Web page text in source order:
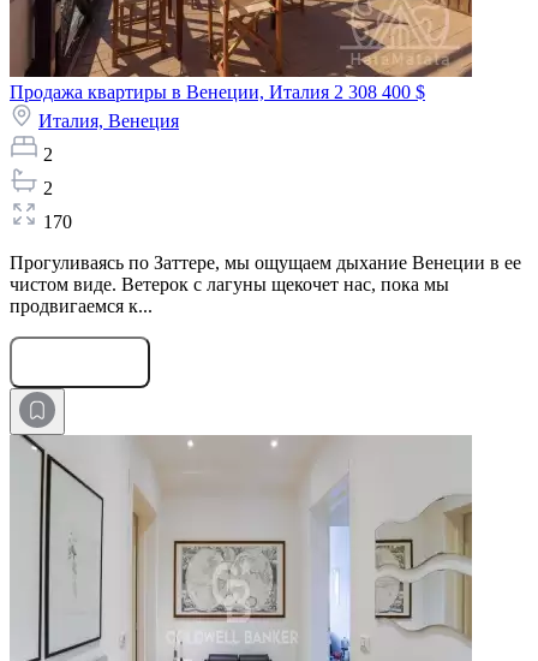
Продажа квартиры в Венеции, Италия 2 308 400 $
Италия, Венеция
2
2
170
Прогуливаясь по Заттере, мы ощущаем дыхание Венеции в ее
чистом виде. Ветерок с лагуны щекочет нас, пока мы
продвигаемся к...